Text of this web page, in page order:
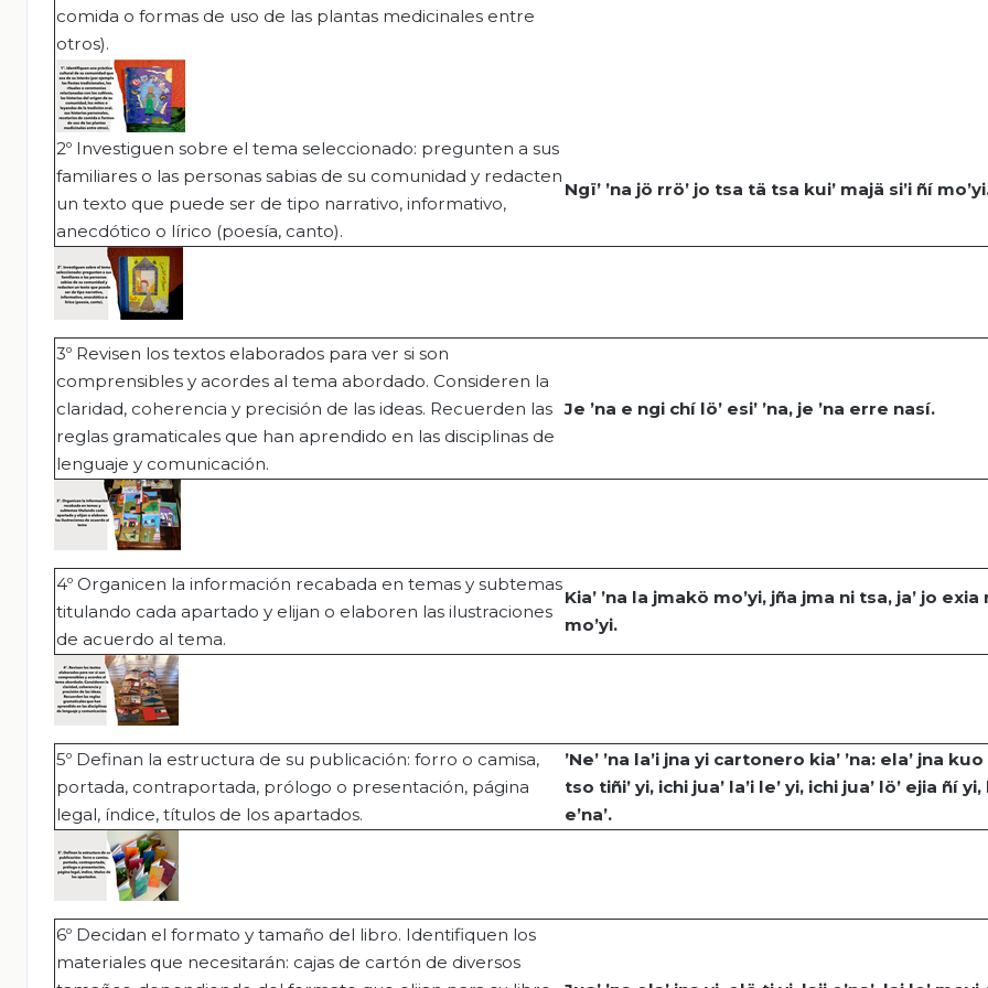
comida o formas de uso de las plantas medicinales entre
otros).
2º Investiguen sobre el tema seleccionado: pregunten a sus
familiares o las personas sabias de su comunidad y redacten
un texto que puede ser de tipo narrativo, informativo,
anecdótico o lírico (poesía, canto).
Ngï’ ’na jö rrö’ jo tsa tä tsa kui’ majä si’i ñí mo’yi
3º Revisen los textos elaborados para ver si son
comprensibles y acordes al tema abordado. Consideren la
claridad, coherencia y precisión de las ideas. Recuerden las
reglas gramaticales que han aprendido en las disciplinas de
lenguaje y comunicación.
Je ’na e ngi chí lö’ esi’ ’na, je ’na erre nasí.
4º Organicen la información recabada en temas y subtemas
titulando cada apartado y elijan o elaboren las ilustraciones
de acuerdo al tema.
Kia’ ’na la jmakö mo’yi, jña jma ni tsa, ja’ jo exia
mo’yi.
5º Definan la estructura de su publicación: forro o camisa,
portada, contraportada, prólogo o presentación, página
legal, índice, títulos de los apartados.
’Ne’ ’na la’i jna yi cartonero kia’ ’na: ela’ jna kuo
tso tiñi’ yi, ichi jua’ la’i le’ yi, ichi jua’ lö’ ejia ñí yi,
e’na’.
6º Decidan el formato y tamaño del libro. Identifiquen los
materiales que necesitarán: cajas de cartón de diversos